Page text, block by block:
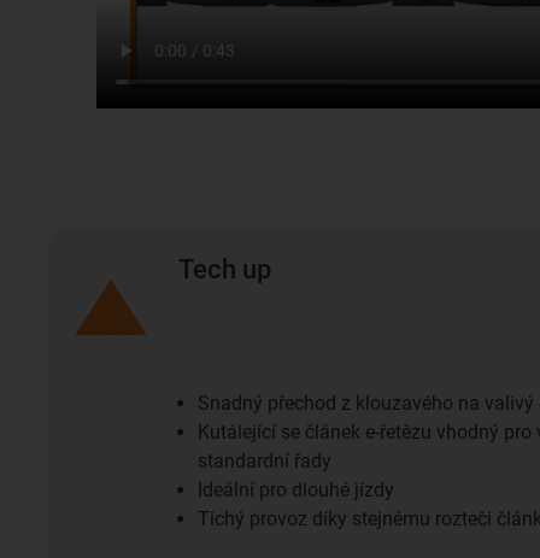
Tech up
Snadný přechod z klouzavého na valivý
Kutálející se článek e-řetězu vhodný pro
standardní řady
Ideální pro dlouhé jízdy
Tichý provoz díky stejnému rozteči